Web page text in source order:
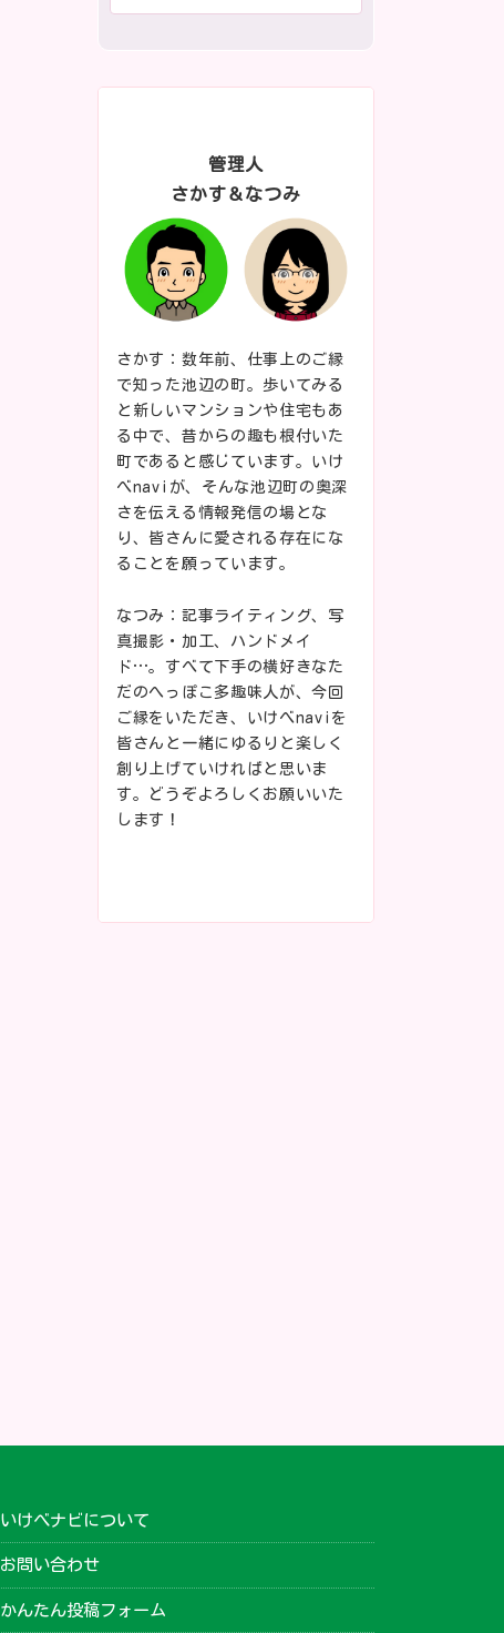
管理人
さかす＆なつみ
さかす：数年前、仕事上のご縁
で知った池辺の町。歩いてみる
と新しいマンションや住宅もあ
る中で、昔からの趣も根付いた
町であると感じています。いけ
べnaviが、そんな池辺町の奥深
さを伝える情報発信の場とな
り、皆さんに愛される存在にな
ることを願っています。
なつみ：記事ライティング、写
真撮影・加工、ハンドメイ
ド…。すべて下手の横好きなた
だのへっぽこ多趣味人が、今回
ご縁をいただき、いけべnaviを
皆さんと一緒にゆるりと楽しく
創り上げていければと思いま
す。どうぞよろしくお願いいた
します！
いけべナビについて
お問い合わせ
かんたん投稿フォーム